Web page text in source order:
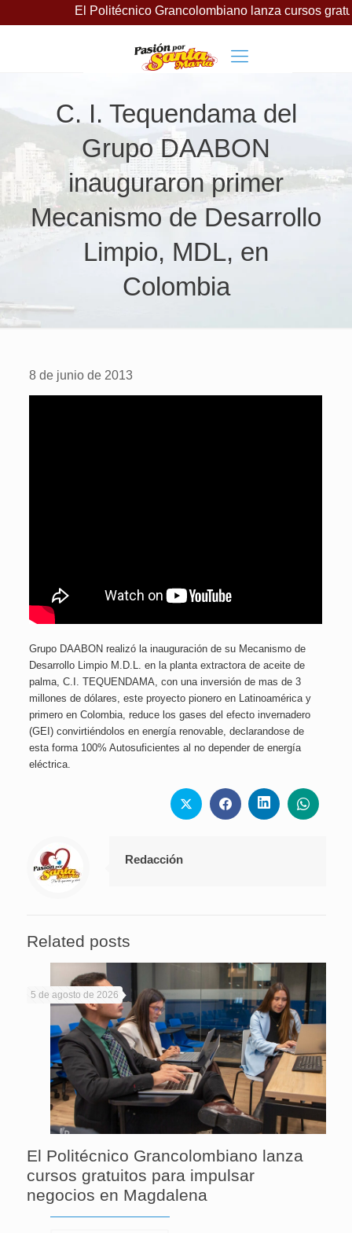
El Politécnico Grancolombiano lanza cursos gratuitos para
C. I. Tequendama del
Grupo DAABON
inauguraron primer
Mecanismo de Desarrollo
Limpio, MDL, en
Colombia
8 de junio de 2013
Grupo DAABON realizó la inauguración de su Mecanismo de
Desarrollo Limpio M.D.L. en la planta extractora de aceite de
palma, C.I. TEQUENDAMA, con una inversión de mas de 3
millones de dólares, este proyecto pionero en Latinoamérica y
primero en Colombia, reduce los gases del efecto invernadero
(GEI) convirtiéndolos en energía renovable, declarandose de
esta forma 100% Autosuficientes al no depender de energía
eléctrica.
Redacción
Related posts
5 de agosto de 2026
El Politécnico Grancolombiano lanza
cursos gratuitos para impulsar
negocios en Magdalena